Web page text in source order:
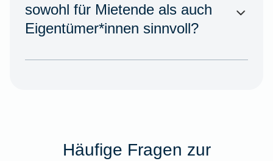
sowohl für Mietende als auch
Eigentümer*innen sinnvoll?
Häufige Fragen zur